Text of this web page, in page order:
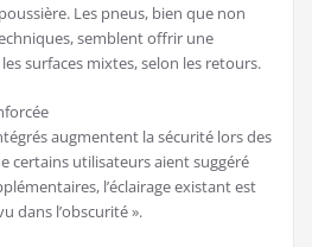
Les pneus, bien que non
semblent offrir une
surfaces mixtes, selon les retours.
augmentent la sécurité lors des
certains utilisateurs aient suggéré
l’éclairage existant est
dans l’obscurité ».